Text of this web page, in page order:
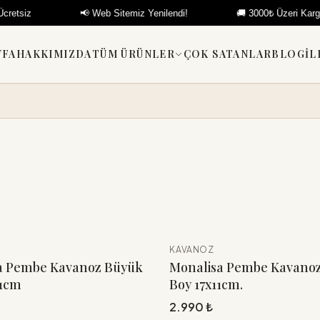
📢 Web Sitemiz Yenilendi! 🚚 3000₺ Üzeri Kargo
HAKKIMIZDATÜM ÜRÜNLER ÇOK SATANLARBLOG
Pembe Kavanoz Büyük
YENI
KAVANOZ
Monalisa Pembe
Boy 17x11cm.
2.990 ₺